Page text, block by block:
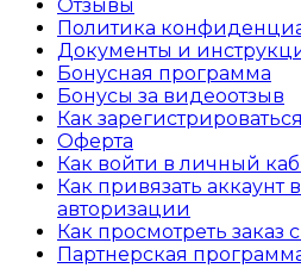
Отзывы
Политика
Документы и
Бонусная программа
Бонусы за видеоотзыв
Как зарегистрироваться
Оферта
Как войти в личный
Как привязать аккаунт
авторизации
Как просмотреть
Партнерская